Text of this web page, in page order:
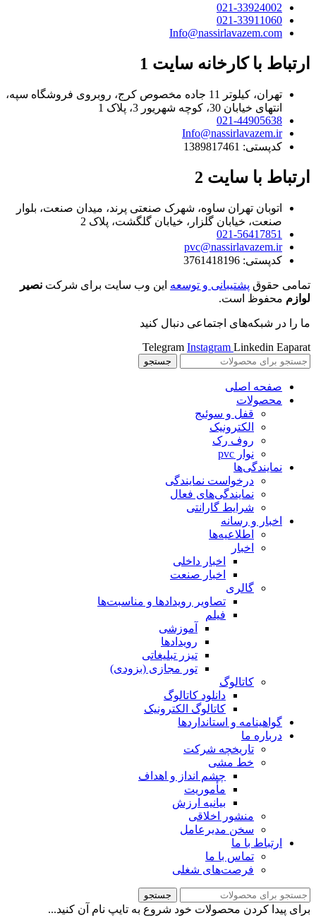
021-33924002
021-33911060
Info@nassirlavazem.com
ارتباط با کارخانه سایت 1
تهران، کیلوتر 11 جاده مخصوص کرج، روبروی فروشگاه سپه،
انتهای خیابان 30، کوچه شهریور 3، پلاک 1
021-44905638
Info@nassirlavazem.ir
کدپستی: 1389817461
ارتباط با سایت 2
اتوبان تهران ساوه، شهرک صنعتی پرند، میدان صنعت، بلوار
صنعت، خیابان گلزار، خیابان گلگشت، پلاک 2
021-56417851
pvc@nassirlavazem.ir
کدپستی: 3761418196
تمامی حقوق پشتیبانی و توسعه این وب سایت برای شرکت نصیر
لوازم محفوظ است.
ما را در شبکه‌های اجتماعی دنبال کنید
Telegram Instagram Linkedin Eaparat
جستجو
صفحه اصلی
محصولات
قفل و سوئیج
الکترونیک
روف رک
نوار pvc
نمایندگی‌ها
درخواست نمایندگی
نمایندگی‌های فعال
شرایط گارانتی
اخبار و رسانه
اطلاعیه‌ها
اخبار
اخبار داخلی
اخبار صنعت
گالری
تصاویر رویدادها و مناسبت‌ها
فیلم
آموزشی
رویدادها
تیزر تبلیغاتی
تور مجازی (بزودی)
کاتالوگ
دانلود کاتالوگ
کاتالوگ الکترونیک
گواهینامه و استانداردها
درباره ما
تاریخچه شرکت
خط مشی
چشم انداز و اهداف
مأموریت
بیانیه ارزش
منشور اخلاقی
سخن مدیرعامل
ارتباط با ما
تماس با ما
فرصت‌های شغلی
جستجو
برای پیدا کردن محصولات خود شروع به تایپ نام آن کنید...